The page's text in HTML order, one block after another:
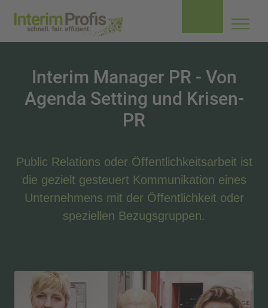
Interim Manager PR - Von
Agenda Setting und Krisen-
PR
Public Relations oder Öffentlichkeitsarbeit ist
die gezielt gesteuert Kommunikation eines
Unternehmens mit der Öffentlichkeit oder
speziellen Bezugsgruppen.